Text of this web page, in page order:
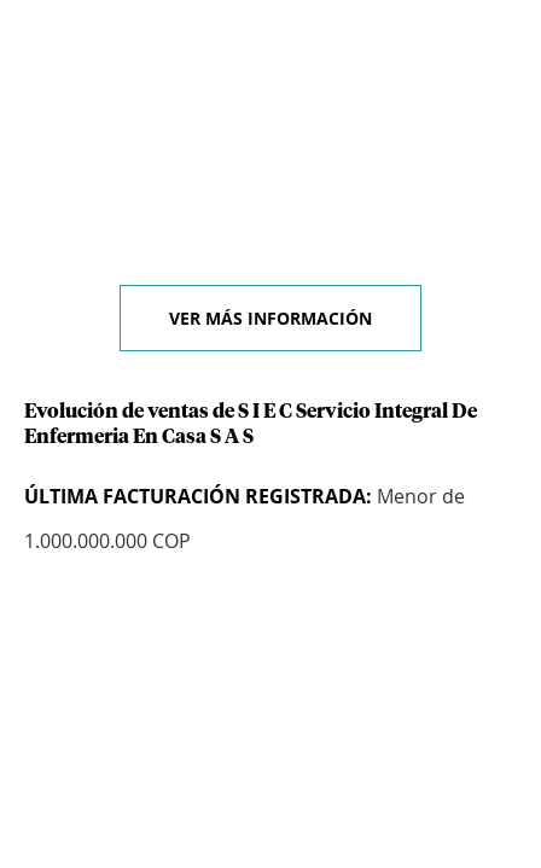
VER MÁS INFORMACIÓN
Evolución de ventas de S I E C Servicio Integral De
Enfermeria En Casa S A S
ÚLTIMA FACTURACIÓN REGISTRADA: Menor de
1.000.000.000 COP